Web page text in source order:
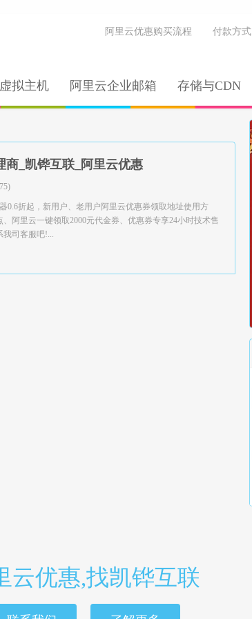
拟主机 阿里云企业邮箱 存储与CDN
阿里云优惠购买流程 付款方式
商_凯铧互联_阿里云优惠
0.6折起，新用户、老用户阿里云优惠券领取地址使用方
阿里云一键领取2000元代金券、优惠券专享24小时技术售
我司客服吧!...
云优惠,找凯铧互联